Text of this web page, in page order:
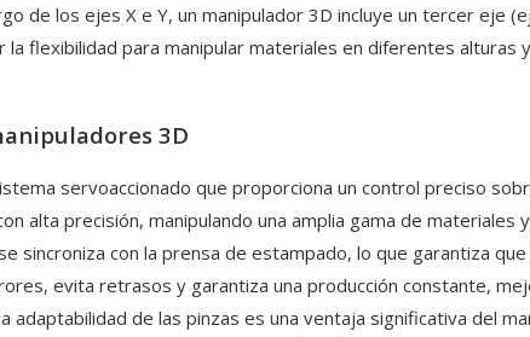
de los ejes X e Y, un manipulador 3D incluye un tercer eje
flexibilidad para manipular materiales en diferentes alturas
3D
servoaccionado que proporciona un control preciso
alta precisión, manipulando una amplia gama de materiales
sincroniza con la prensa de estampado, lo que garantiza
evita retrasos y garantiza una producción constante,
adaptabilidad de las pinzas es una ventaja significativa del